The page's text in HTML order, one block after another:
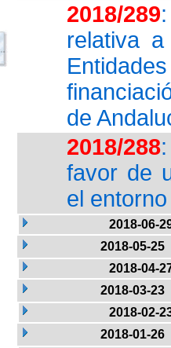
2018/289
relativa
de
2018/288
favor de
el
2018-06-
2018-05-25
2018-04-
2018-03-23
2018-02-
2018-01-26